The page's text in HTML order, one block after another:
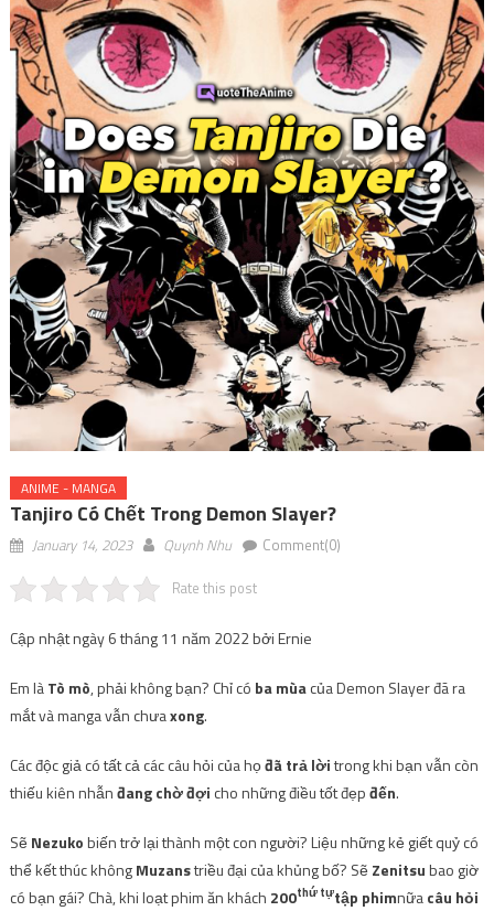
ANIME - MANGA
Tanjiro Có Chết Trong Demon Slayer?
January 14, 2023 Quynh Nhu Comment(0)
Rate this post
Cập nhật ngày 6 tháng 11 năm 2022 bởi Ernie
Em làTò mò, phải không bạn? Chỉ có ba mùacủa Demon Slayer đã ra
mắt và manga vẫn chưaxong.
Các độc giả có tất cả các câu hỏi của họđã trả lờitrong khi bạn vẫn còn
thiếu kiên nhẫnđang chờ đợi cho những điều tốt đẹpđến.
SẽNezukobiến trở lại thành một con người? Liệu những kẻ giết quỷ có
thể kết thúc khôngMuzanstriều đại của khủng bố? SẽZenitsubao giờ
có bạn gái? Chà, khi loạt phim ăn khách 200thứ tựtập phimnữacâu hỏi